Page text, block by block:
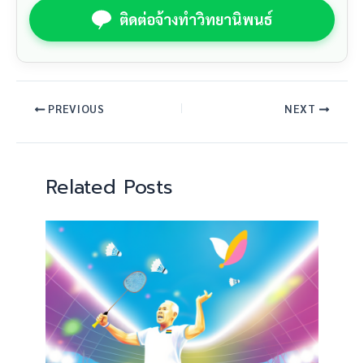
ติดต่อจ้างทำวิทยานิพนธ์
PREVIOUS NEXT
Related Posts